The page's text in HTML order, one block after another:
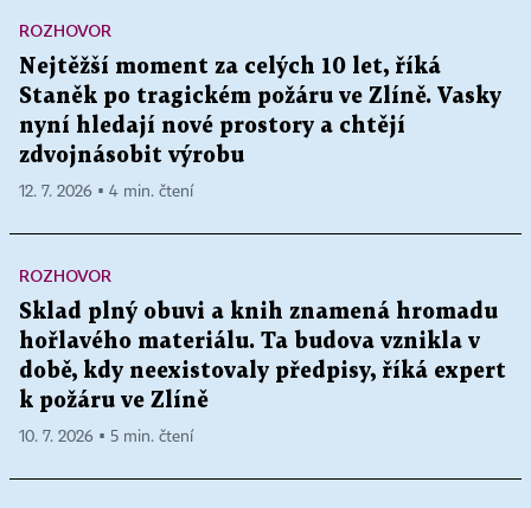
ROZHOVOR
Nejtěžší moment za celých 10 let, říká
Staněk po tragickém požáru ve Zlíně. Vasky
nyní hledají nové prostory a chtějí
zdvojnásobit výrobu
12. 7. 2026 ▪ 4 min. čtení
ROZHOVOR
Sklad plný obuvi a knih znamená hromadu
hořlavého materiálu. Ta budova vznikla v
době, kdy neexistovaly předpisy, říká expert
k požáru ve Zlíně
10. 7. 2026 ▪ 5 min. čtení